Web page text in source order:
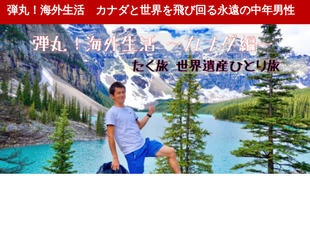
弾丸！海外生活 カナダと世界を飛び回る永遠の中年男性